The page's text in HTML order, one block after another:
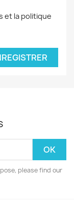
et la politique
please find our